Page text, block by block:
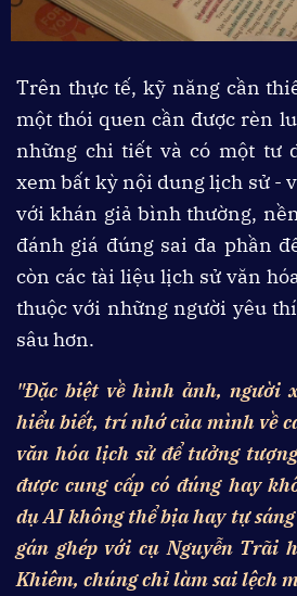
Trên thực tế, kỹ năng cần
một thói quen cần được rèn
những chi tiết và có một tư
xem bất kỳ nội dung lịch sử -
với khán giả bình thường,
đánh giá đúng sai đa phần
còn các tài liệu lịch sử văn
thuộc với những người yêu
sâu hơn.
"Đặc biệt về hình ảnh, người
hiểu biết, trí nhớ của mình về
văn hóa lịch sử để tưởng
được cung cấp có đúng hay
dụ AI không thể bịa hay tự
gán ghép với cụ Nguyễn Trãi
Khiêm, chúng chỉ làm sai lệch